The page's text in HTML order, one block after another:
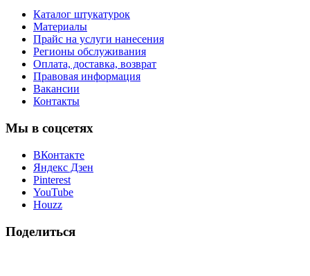
Каталог штукатурок
Материалы
Прайс на услуги нанесения
Регионы обслуживания
Оплата, доставка, возврат
Правовая информация
Вакансии
Контакты
Мы в соцсетях
ВКонтакте
Яндекс Дзен
Pinterest
YouTube
Houzz
Поделиться